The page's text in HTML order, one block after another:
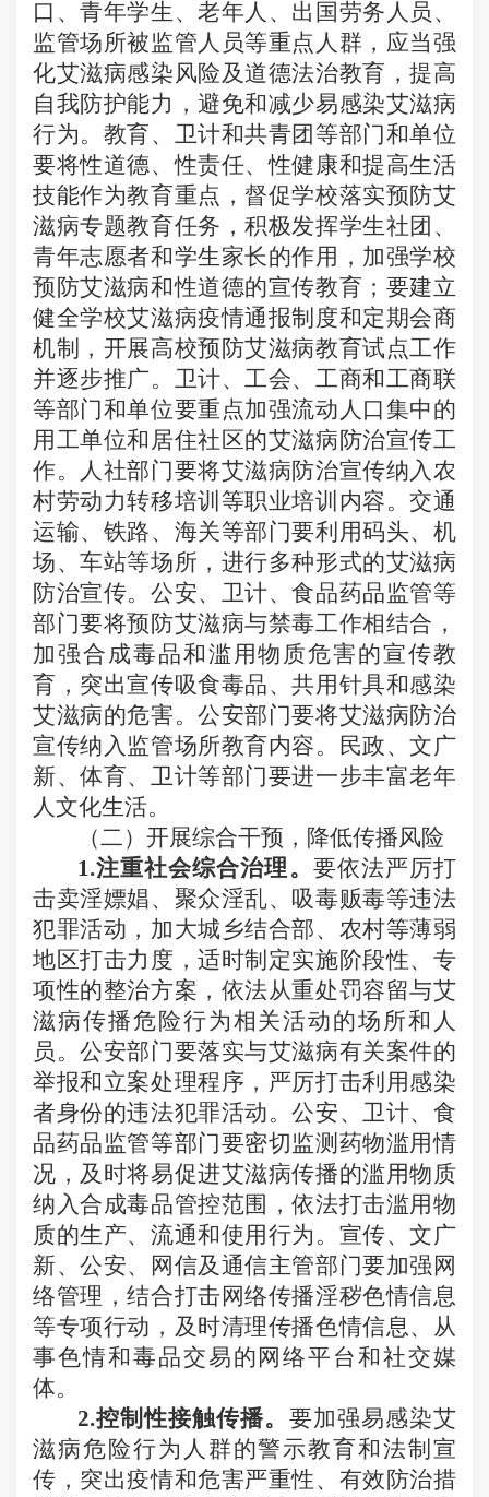
口、青年学生、老年人、出国劳务人员、
监管场所被监管人员等重点人群，应当强
化艾滋病感染风险及道德法治教育，提高
自我防护能力，避免和减少易感染艾滋病
行为。教育、卫计和共青团等部门和单位
要将性道德、性责任、性健康和提高生活
技能作为教育重点，督促学校落实预防艾
滋病专题教育任务，积极发挥学生社团、
青年志愿者和学生家长的作用，加强学校
预防艾滋病和性道德的宣传教育；要建立
健全学校艾滋病疫情通报制度和定期会商
机制，开展高校预防艾滋病教育试点工作
并逐步推广。卫计、工会、工商和工商联
等部门和单位要重点加强流动人口集中的
用工单位和居住社区的艾滋病防治宣传工
作。人社部门要将艾滋病防治宣传纳入农
村劳动力转移培训等职业培训内容。交通
运输、铁路、海关等部门要利用码头、机
场、车站等场所，进行多种形式的艾滋病
防治宣传。公安、卫计、食品药品监管等
部门要将预防艾滋病与禁毒工作相结合，
加强合成毒品和滥用物质危害的宣传教
育，突出宣传吸食毒品、共用针具和感染
艾滋病的危害。公安部门要将艾滋病防治
宣传纳入监管场所教育内容。民政、文广
新、体育、卫计等部门要进一步丰富老年
人文化生活。
（二）开展综合干预，降低传播风险
1.注重社会综合治理。 要依法严厉打
击卖淫嫖娼、聚众淫乱、吸毒贩毒等违法
犯罪活动，加大城乡结合部、农村等薄弱
地区打击力度，适时制定实施阶段性、专
项性的整治方案，依法从重处罚容留与艾
滋病传播危险行为相关活动的场所和人
员。公安部门要落实与艾滋病有关案件的
举报和立案处理程序，严厉打击利用感染
者身份的违法犯罪活动。公安、卫计、食
品药品监管等部门要密切监测药物滥用情
况，及时将易促进艾滋病传播的滥用物质
纳入合成毒品管控范围，依法打击滥用物
质的生产、流通和使用行为。宣传、文广
新、公安、网信及通信主管部门要加强网
络管理，结合打击网络传播淫秽色情信息
等专项行动，及时清理传播色情信息、从
事色情和毒品交易的网络平台和社交媒
体。
2.控制性接触传播。 要加强易感染艾
滋病危险行为人群的警示教育和法制宣
传，突出疫情和危害严重性、有效防治措